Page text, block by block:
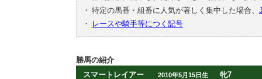
・ 特定の馬番・組番に人気が著しく集中した場合、
・
レースや騎手等につく記号
勝馬の紹介
スマートレイアー
2010年5月15日生 牝7